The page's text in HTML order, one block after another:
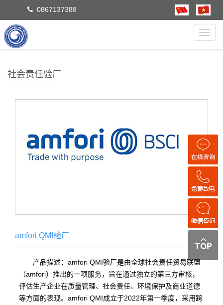
0867137388
社会责任验厂
amfori QMI验厂
产品描述：amfori QMI验厂是由全球社会责任贸易联盟
（amfori）推出的一项服务，旨在通过独立的第三方审核，
评估生产企业在质量管理、社会责任、环境保护及商业道德
等方面的表现。amfori QMI成立于2022年第一季度，采用跨